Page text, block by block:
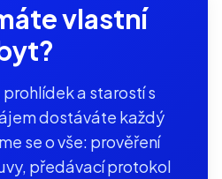
vlastní
a starostí s
dostáváte každý
se o vše: prověření
předávací protokol